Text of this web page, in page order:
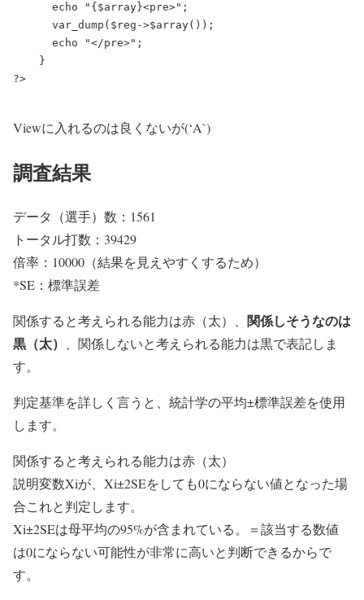
      echo "{$array}<pre>";
      var_dump($reg->$array());
      echo "</pre>";
    }
?>
Viewに入れるのは良くないが(‘A`)
調査結果
データ（選手）数：1561
トータル打数：39429
倍率：10000（結果を見えやすくするため）
*SE：標準誤差
関係すると考えられる能力は赤（太） 、 関係しそうなのは
黒（太） 、関係しないと考えられる能力は黒で表記しま
す。
判定基準を詳しく言うと、統計学の平均±標準誤差を使用
します。
関係すると考えられる能力は赤（太）
説明変数Xiが、Xi±2SEをしても0にならない値となった場
合これと判定します。
Xi±2SEは母平均の95%が含まれている。＝該当する数値
は0にならない可能性が非常に高いと判断できるからで
す。